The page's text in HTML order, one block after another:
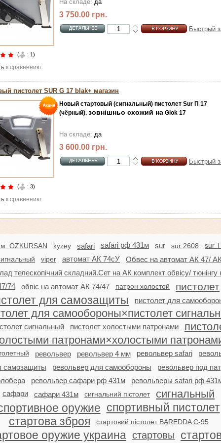
( : 1)
к сравнению
На складе: да
3 750.00 грн.
Быстрый
пистолет SUR G 17 blak+ магазин
( : 3)
к сравнению
Новый стартовый (сигнальный) пистолет Sur П 17
(чёрный). зовнішньо схожий на Glok 17
На складе: да
3 600.00 грн.
Быстрый
OZKURSAN kyzey safari safari рф 431м sur sur 2608
sur
viper автомат АК 74сУ
Обвес на автомат АК 47/
телескопічний складний.Сет на АК комплект обвісу/ тюнінгу
74
обвіс на автомат АК 74/47 патрон холостой пистолет
для самозащиты пистолет для
для самообороны×пистолет
сигнальный пистолет холостыми патронами
патронами×холостыми
револьвер револьвер 4 мм револьвер safari
самозащиты
револьвер для самообороны
револьвер под
револьвер сафари рф 431м револьверы safari рф
сафари сафари 431м сигнальний пістолет сигнальный
оружие спортивный пистолет
стартова зброя
стартовий пістолет BAREDDA C-95
оружие украина стартовы